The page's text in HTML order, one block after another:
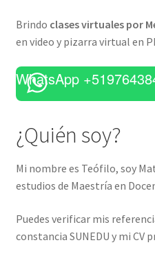
Brindo clases virtuales por
en video y pizarra virtual en
WhatsApp
¿Quién soy?
Mi nombre es Teófilo, soy
estudios de Maestría en
Puedes verificar mis
constancia SUNEDU y mi CV